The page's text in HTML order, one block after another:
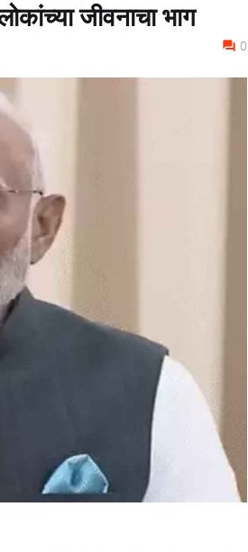
जीवनाचा भाग
0